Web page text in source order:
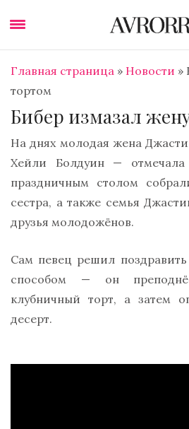
Главная страница » Новости »
тортом
Бибер измазал
На днях молодая жена
Хейли Болдуин —
праздничным столом
сестра, а также семья
друзья молодожёнов.
Сам певец решил
способом — он
клубничный торт, а затем
десерт.